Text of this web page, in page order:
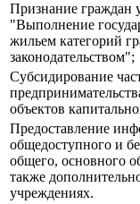
Признание граждан
"Выполнение
жильем категорий
законодательством";
Субсидирование
объектов
Предоставление
общедоступного и
общего, основного
также
учреждениях.